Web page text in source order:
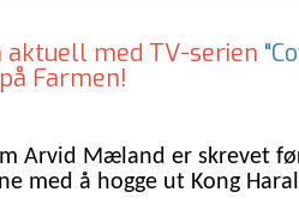
med TV-serien
Farmen!
Arvid Mæland er skrevet
med å hogge ut Kong